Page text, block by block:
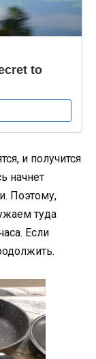
и получится
начнет
Поэтому,
туда
Если